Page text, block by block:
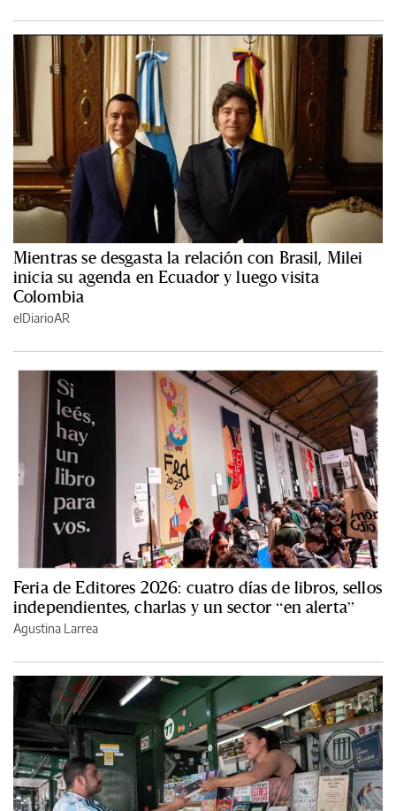
Mientras se desgasta la relación con Brasil, Milei
inicia su agenda en Ecuador y luego visita
Colombia
elDiarioAR
Feria de Editores 2026: cuatro días de libros, sellos
independientes, charlas y un sector “en alerta”
Agustina Larrea